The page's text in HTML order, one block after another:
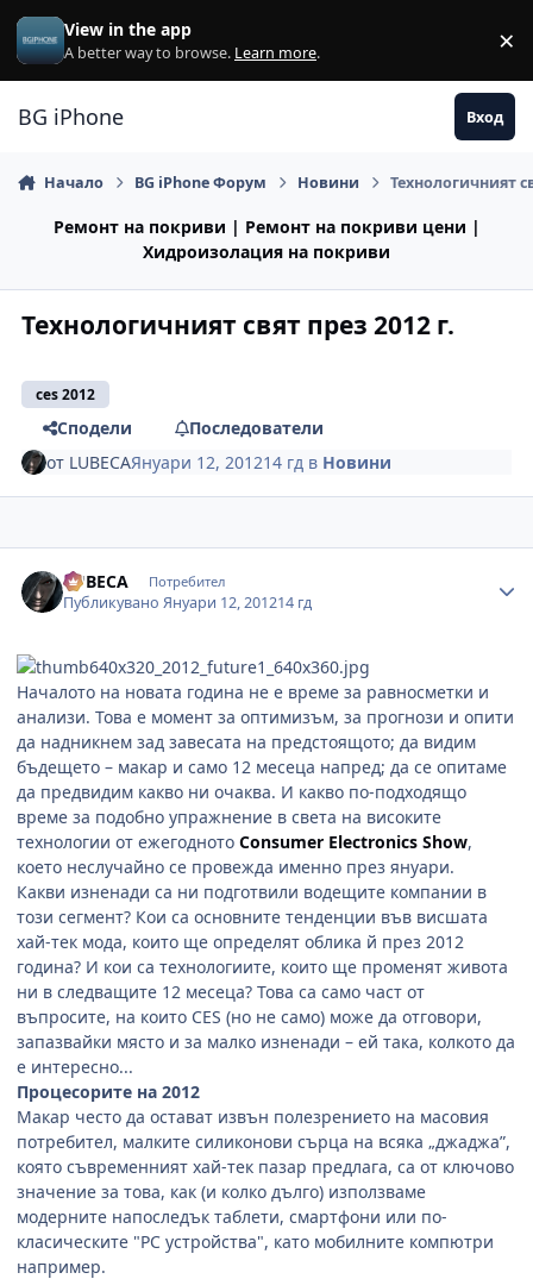
Премини към съдържанието
View in the app
A better way to browse. Learn more. ×
BG iPhone Вход
Начало BG iPhone Форум Новини Технологичният
Ремонт на покриви | Ремонт на покриви цени |
Хидроизолация на покриви
Технологичният свят през 2012 г.
ces 2012
Сподели
Последователи
от LUBECAЯнуари 12, 201214 гд в Новини
LUBECA Потребител
ПубликуваноЯнуари 12, 201214 гд
Началото на новата година не е време за равносметки и
анализи. Това е момент за оптимизъм, за прогнози и опити
да надникнем зад завесата на предстоящото; да видим
бъдещето – макар и само 12 месеца напред; да се опитаме
да предвидим какво ни очаква. И какво по-подходящо
време за подобно упражнение в света на високите
технологии от ежегодното Consumer Electronics Show,
което неслучайно се провежда именно през януари.
Какви изненади са ни подготвили водещите компании в
този сегмент? Кои са основните тенденции във висшата
хай-тек мода, които ще определят облика й през 2012
година? И кои са технологиите, които ще променят живота
ни в следващите 12 месеца? Това са само част от
въпросите, на които CES (но не само) може да отговори,
запазвайки място и за малко изненади – ей така, колкото да
е интересно...
Процесорите на 2012
Макар често да остават извън полезрението на масовия
потребител, малките силиконови сърца на всяка „джаджа”,
която съвременният хай-тек пазар предлага, са от ключово
значение за това, как (и колко дълго) използваме
модерните напоследък таблети, смартфони или по-
класическите "РС устройства", като мобилните компютри
например.